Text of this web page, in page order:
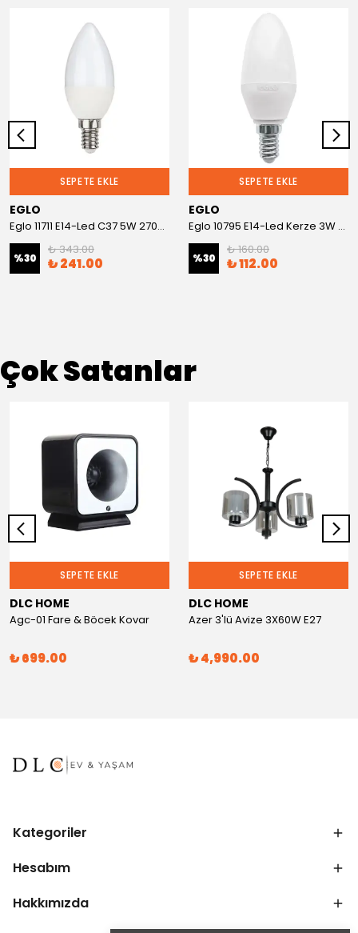
SEPETE EKLE
EGLO
Eglo 11711 E14-Led C37 5W 2700K+4000K
%30
₺ 343.00
₺ 241.00
SEPETE EKLE
EGLO
Eglo 10795 E14-Led Kerze 3W 3000K
%30
₺ 160.00
₺ 112.00
Çok Satanlar
SEPETE EKLE
DLC HOME
Agc-01 Fare & Böcek Kovar
₺ 699.00
SEPETE EKLE
DLC HOME
Azer 3'lü Avize 3X60W E27
₺ 4,990.00
Kategoriler
Hesabım
Hakkımızda